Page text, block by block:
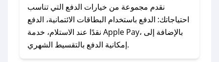
وسنقوم بحل المشكلة في أسرع وقت ممكن.
### ماذا أفعل إذا لم أجد كود خصم لمتجري
المفضل؟
في حال عدم توفر كوبونات لمتجرك المفضل، يمكنك
نقدم مجموعة من خيارات الدفع التي تناسب
احتياجاتك: الدفع باستخدام البطاقات الائتمانية، الدفع
نقدًا عند الاستلام، خدمة Apple Pay، بالإضافة إلى
إمكانية الدفع بالتقسيط الشهري.